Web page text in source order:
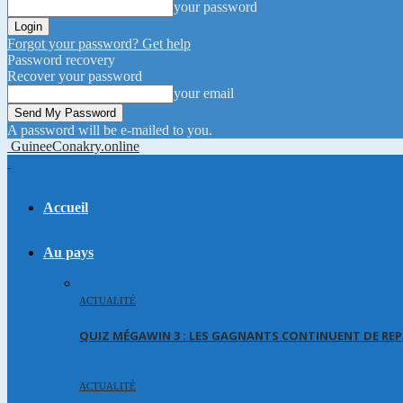
your password
Forgot your password? Get help
Password recovery
Recover your password
your email
A password will be e-mailed to you.
GuineeConakry.online
Accueil
Au pays
ACTUALITÉ
QUIZ MÉGAWIN 3 : LES GAGNANTS CONTINUENT DE
ACTUALITÉ